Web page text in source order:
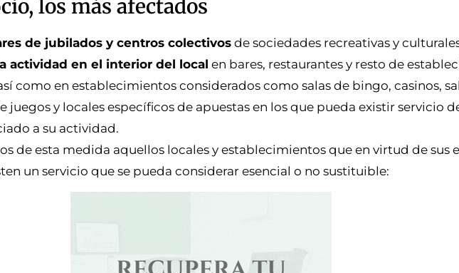
los más afectados
de jubilados y centros colectivos de sociedades recreativas y
actividad en el interior del local en bares, restaurantes y resto de
como en establecimientos considerados como salas de bingo, casinos,
juegos y locales específicos de apuestas en los que pueda existir servicio
a su actividad.
de esta medida aquellos locales y establecimientos que en virtud de sus
un servicio que se pueda considerar esencial o no sustituible: